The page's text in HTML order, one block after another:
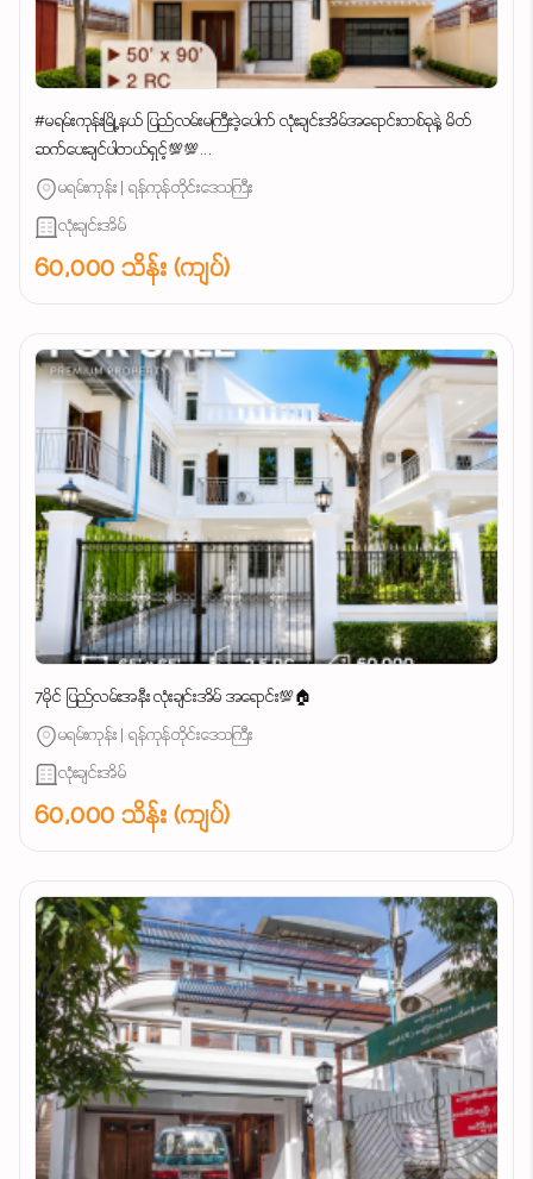
#မရမ်းကုန်းမြို့နယ် ပြည်လမ်းမကြီးဒဲ့ပေါက် လုံးချင်းအိမ်အရောင်းတစ်ခုနဲ့ မိတ်
ဆက်ပေးချင်ပါတယ်ရှင့်💯💯...
မရမ်းကုန်း | ရန်ကုန်တိုင်းဒေသကြီး
လုံးချင်းအိမ်
60,000 သိန်း (ကျပ်)
7မိုင် ပြည်လမ်းအနီး လုံးချင်းအိမ် အရောင်း💯🏠
မရမ်းကုန်း | ရန်ကုန်တိုင်းဒေသကြီး
လုံးချင်းအိမ်
60,000 သိန်း (ကျပ်)